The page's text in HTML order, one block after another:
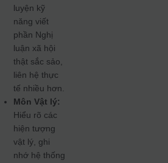
luyện kỹ
năng viết
phần Nghị
luận xã hội
thật sắc sảo,
liên hệ thực
tế nhiều hơn.
Môn Vật lý:
Hiểu rõ các
hiện tượng
vật lý, ghi
nhớ hệ thống